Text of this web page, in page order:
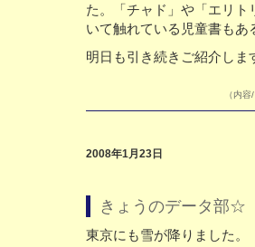
た。「チャド」や「エリ
いて触れている児童書もあ
明日も引き続きご紹介しま
（内
2008年1月23日
きょうのデータ部
東京にも雪が降りました。